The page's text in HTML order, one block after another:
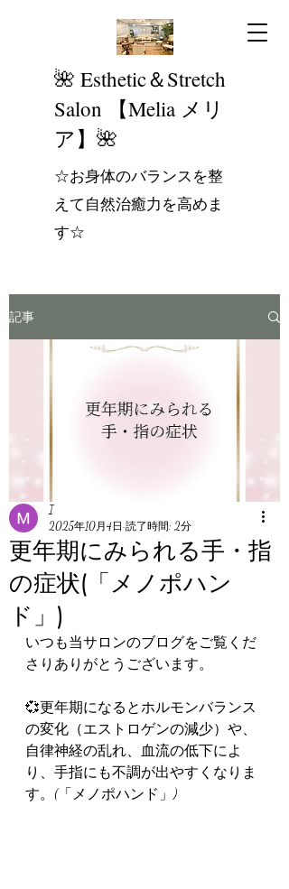
​🌺 Esthetic＆Stretch
Salon 【Melia メリ
ア】🌺
☆お身体のバランスを整
えて自然治癒力を高めま
す☆
記事
更年期にみられる手・指
の症状(「メノポハン
ド」)
I
2025年10月4日 読了時間: 2分
いつも当サロンのブログをご覧くだ
さりありがとうございます。
💞更年期になるとホルモンバランス
の変化（エストロゲンの減少）や、
自律神経の乱れ、血流の低下によ
り、手指にも不調が出やすくなりま
す。(「メノポハンド」)